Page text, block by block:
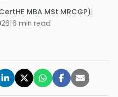
MBA MSt MRCGP)|
|6 min read